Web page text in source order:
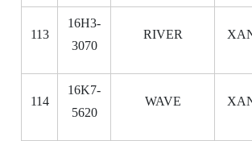
113
16H3-
3070
RIVER
114
16K7-
5620
WAVE